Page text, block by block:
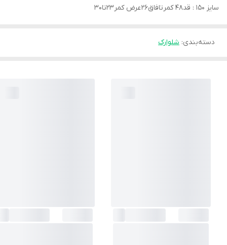
سایز ۱۵۰ : قد۴۸ کمرتافاق۲۶ عرض کمر۲۳تا۳۰
دسته‌بندی: شلوارک